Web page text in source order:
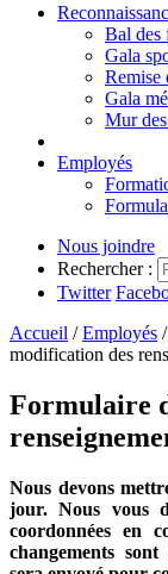
Bal des
Gala
Remise
Gala
Mur
Employés
Nous joindre
Rechercher :
Twitter
Accueil /Employés /
modification des
Formulaire
Nous devons
jour. Nous vous
coordonnées en
changements